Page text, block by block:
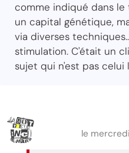
comme indiqué dans
un capital génétique,
via diverses
stimulation. C'était un
sujet qui n'est pas celui
le